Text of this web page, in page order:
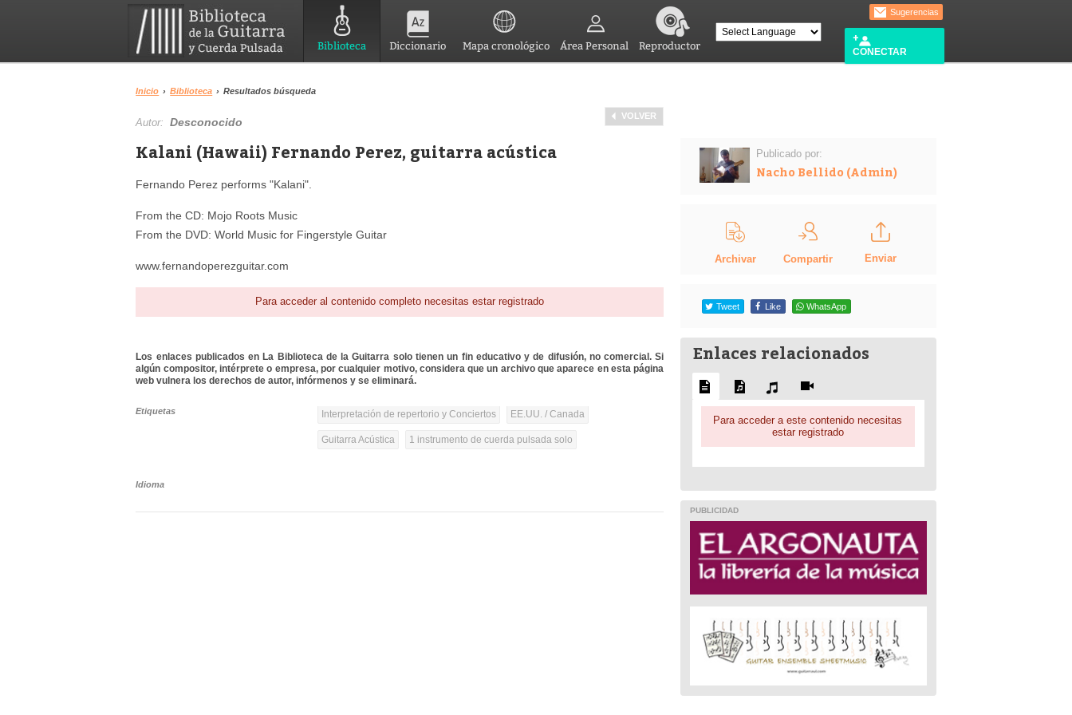
Biblioteca Diccionario Mapa cronológico Área Personal Reproductor
Sugerencias
CONECTAR
Inicio › Biblioteca › Resultados búsqueda
VOLVER
Autor:Desconocido
Kalani (Hawaii) Fernando Perez, guitarra acústica
Fernando Perez performs "Kalani".
From the CD: Mojo Roots Music
From the DVD: World Music for Fingerstyle Guitar
www.fernandoperezguitar.com
Para acceder al contenido completo necesitas estar registrado
Los enlaces publicados en La Biblioteca de la Guitarra solo tienen un fin educativo y de difusión, no comercial. Si
algún compositor, intérprete o empresa, por cualquier motivo, considera que un archivo que aparece en esta página
web vulnera los derechos de autor, infórmenos y se eliminará.
Etiquetas Interpretación de repertorio y Conciertos EE.UU. / Canada
Guitarra Acústica 1 instrumento de cuerda pulsada solo
Idioma
Publicado por:
Nacho Bellido (Admin)
Archivar Compartir Enviar
Tweet Like WhatsApp
Enlaces relacionados
Para acceder a este contenido necesitas
estar registrado
PUBLICIDAD